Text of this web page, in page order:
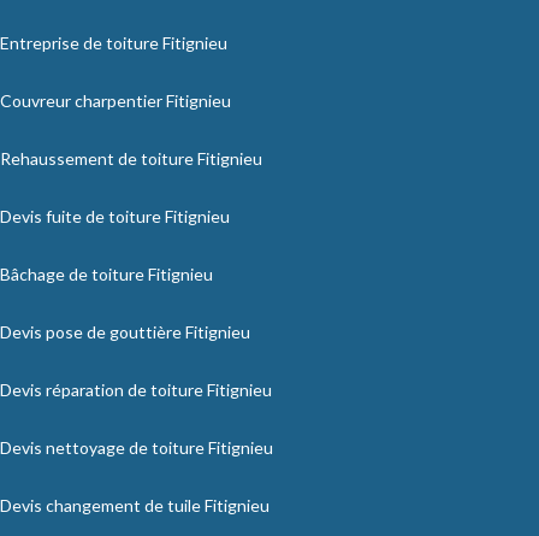
Entreprise de toiture Fitignieu
Couvreur charpentier Fitignieu
Rehaussement de toiture Fitignieu
Devis fuite de toiture Fitignieu
Bâchage de toiture Fitignieu
Devis pose de gouttière Fitignieu
Devis réparation de toiture Fitignieu
Devis nettoyage de toiture Fitignieu
Devis changement de tuile Fitignieu